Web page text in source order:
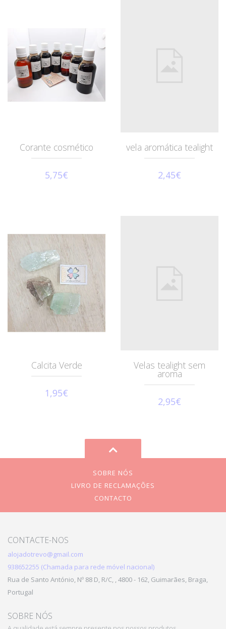
Corante cosmético
5,75€
vela aromática tealight
2,45€
Calcita Verde
1,95€
Velas tealight sem
aroma
2,95€
SOBRE NÓS
LIVRO DE RECLAMAÇÕES
CONTACTO
CONTACTE-NOS
alojadotrevo@gmail.com
938652255 (Chamada para rede móvel nacional)
Rua de Santo António, Nº 88 D, R/C, , 4800 - 162, Guimarães, Braga,
Portugal
SOBRE NÓS